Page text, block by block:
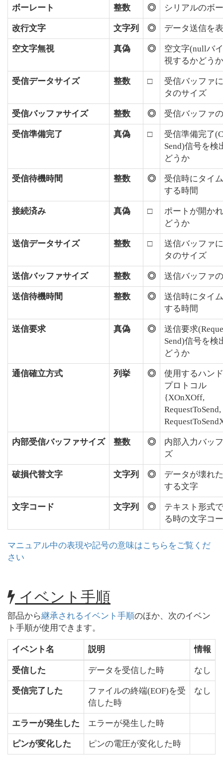
ボーレート 整数 ◎ シリアルのボ
改行文字 文字列 ◎ データ送信を
空文字無視 真偽 ◎
空文字(nullバ
視するかどうか
受信データサイズ 整数 □
受信バッファ
タのサイズ
受信バッファサイズ 整数 ◎ 受信バッファ
受信準備完了 真偽 □
受信準備完了
Send)信号を検
どうか
受信待機時間 整数 ◎
受信時にタイ
する時間
接続済み 真偽 □
ポートが開か
どうか
送信データサイズ 整数 □
送信バッファ
タのサイズ
送信バッファサイズ 整数 ◎ 送信バッファ
送信待機時間 整数 ◎
送信時にタイ
する時間
送信要求 真偽 ◎
送信要求
Send)信号を検
どうか
通信確立方式 列挙 ◎
使用するハン
プロトコル
{XOnXOff,
RequestToSend,
内部受信バッファサイズ 整数 ◎
内部入力バッ
ズ
破損代替文字 文字列 ◎
データが壊れ
する文字
文字コード 文字列 ◎
テキスト形式
る時の文字コ
マニュアル中の表現や記号の意味はこちらをご覧くだ
さい
イベント手順
部品から継承されるイベント手順のほか、次のイベン
ト手順が使用できます。
イベント名 説明 情報
受信した データを受信した時 なし
受信完了した
ファイルの終端(EOF)を受
信した時
なし
エラーが発生した エラーが発生した時
ピンが変化した ピンの電圧が変化した時